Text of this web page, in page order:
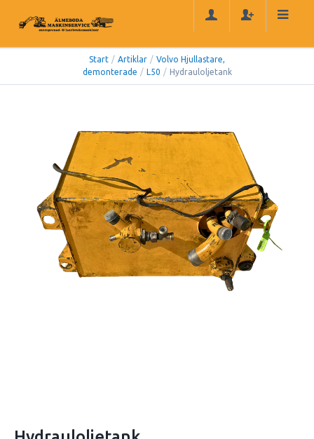
Start / Artiklar / Volvo Hjullastare,
demonterade / L50 / Hydrauloljetank